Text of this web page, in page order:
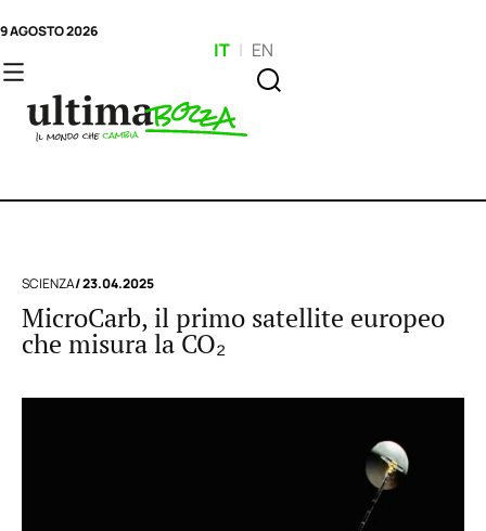
9 AGOSTO 2026
IT | EN
SCIENZA/ 23.04.2025
MicroCarb, il primo satellite europeo
che misura la CO₂